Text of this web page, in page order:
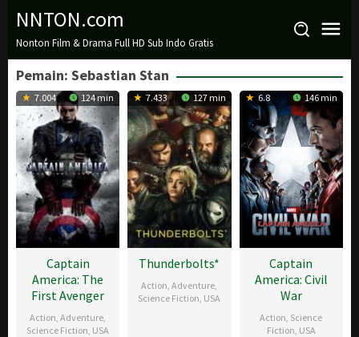
Loncat
konten
NNTON.com
Nonton Film & Drama Full HD Sub Indo Gratis
Pemain: Sebastian Stan
7.004 124 min
Captain
America: The
First Avenger
Action ,Adventure
Science Fiction USA
7.433 127 min
Thunderbolts*
Action ,Adventure
Science Fiction USA
6.8 146 min
Captain
America: Civil
War
Action Science
Fiction USA